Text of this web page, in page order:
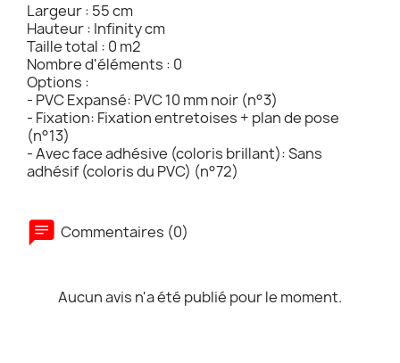
Largeur : 55 cm
Hauteur : Infinity cm
Taille total : 0 m2
Nombre d'éléments : 0
Options :
- PVC Expansé: PVC 10 mm noir (n°3)
- Fixation: Fixation entretoises + plan de pose
(n°13)
- Avec face adhésive (coloris brillant): Sans
adhésif (coloris du PVC) (n°72)
Commentaires (0)
Aucun avis n'a été publié pour le moment.